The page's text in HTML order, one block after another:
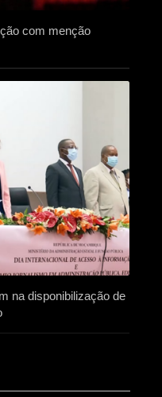
com menção
na disponibilização de